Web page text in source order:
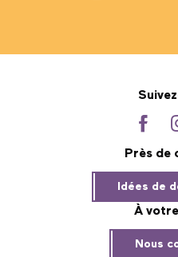
Près de
Idées de
À
Nous